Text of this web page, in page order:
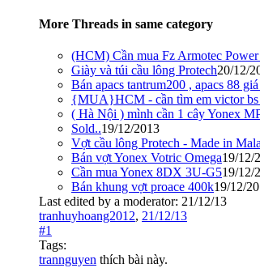
More Threads in same category
(HCM) Cần mua Fz Armotec
Giày và túi cầu lông Protech20/12/
Bán apacs tantrum200 , apacs 88
{MUA}HCM - cần tìm em victor bs
( Hà Nội ) mình cần 1 cây Yonex
Sold..19/12/2013
Vợt cầu lông Protech - Made in
Bán vợt Yonex Votric Omega19/12/
Cần mua Yonex 8DX 3U-G519/12/
Bán khung vợt proace 400k19/12/
Last edited by a moderator: 21/12/13
tranhuyhoang2012, 21/12/13
#1
Tags:
trannguyen thích bài này.